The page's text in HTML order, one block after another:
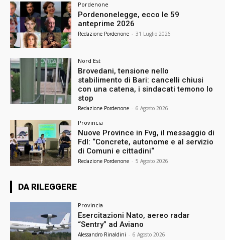
Pordenone
Pordenonelegge, ecco le 59
anteprime 2026
Redazione Pordenone - 31 Luglio 2026
Nord Est
Brovedani, tensione nello
stabilimento di Bari: cancelli chiusi
con una catena, i sindacati temono lo
stop
Redazione Pordenone - 6 Agosto 2026
Provincia
Nuove Province in Fvg, il messaggio di
FdI: “Concrete, autonome e al servizio
di Comuni e cittadini“
Redazione Pordenone - 5 Agosto 2026
DA RILEGGERE
Provincia
Esercitazioni Nato, aereo radar
“Sentry” ad Aviano
Alessandro Rinaldini - 6 Agosto 2026